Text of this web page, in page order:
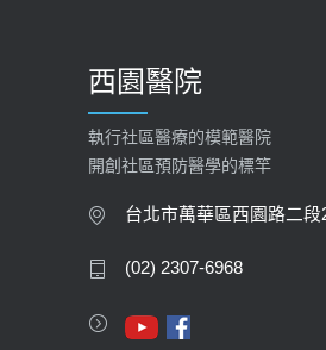
【預立醫療照護諮商】門
2026-01-30
大吃大喝、肥胖害到膽囊
膽息肉如何處理？
2023-09-27
西園醫院
執行社區醫療的模範醫院
開創社區預防醫學的標竿
台北市萬華區西園路二段
(02) 2307-6968